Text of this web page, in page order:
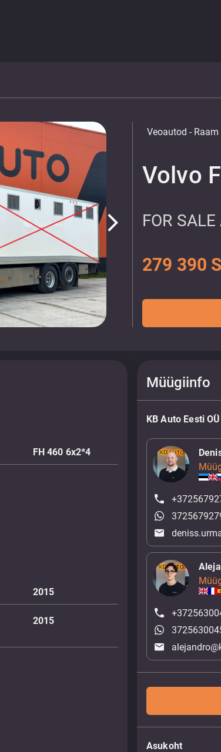
arrow_forward_ios
Veoautod - Raam
Volvo
FOR
279 390
FH 460 6x2*4
2015
2015
Müügiinfo
KB Auto Eesti OÜ
Asukoht